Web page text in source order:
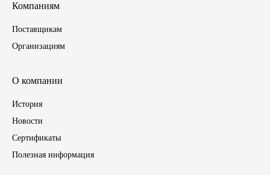
Компаниям
Поставщикам
Организациям
О компании
История
Новости
Сертификаты
Полезная информация